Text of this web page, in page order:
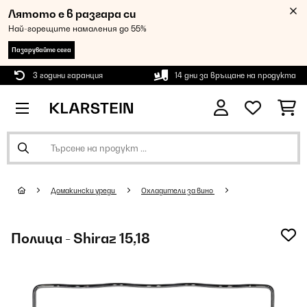
Лятото е в разгара си
Най-горещите намаления до 55%
Пазарувайте сега
3 години гаранция 14 дни за връщане на продукта
Домакински уреди Oхладители за вино
Полица - Shiraz 15,18